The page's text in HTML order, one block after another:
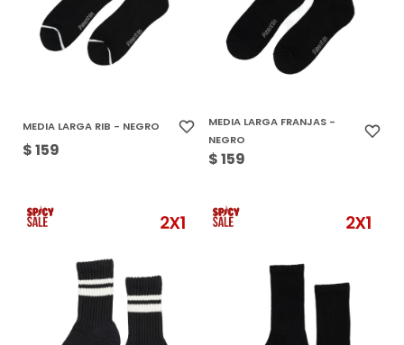
MEDIA LARGA RIB - NEGRO
$159
MEDIA LARGA FRANJAS -
NEGRO
$159